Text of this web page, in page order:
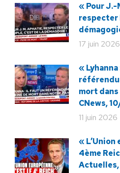
« Pour J.-
respecter
17 juin 2026
«
mort dans
CNews,
11 juin 2026
« L’Union
4ème